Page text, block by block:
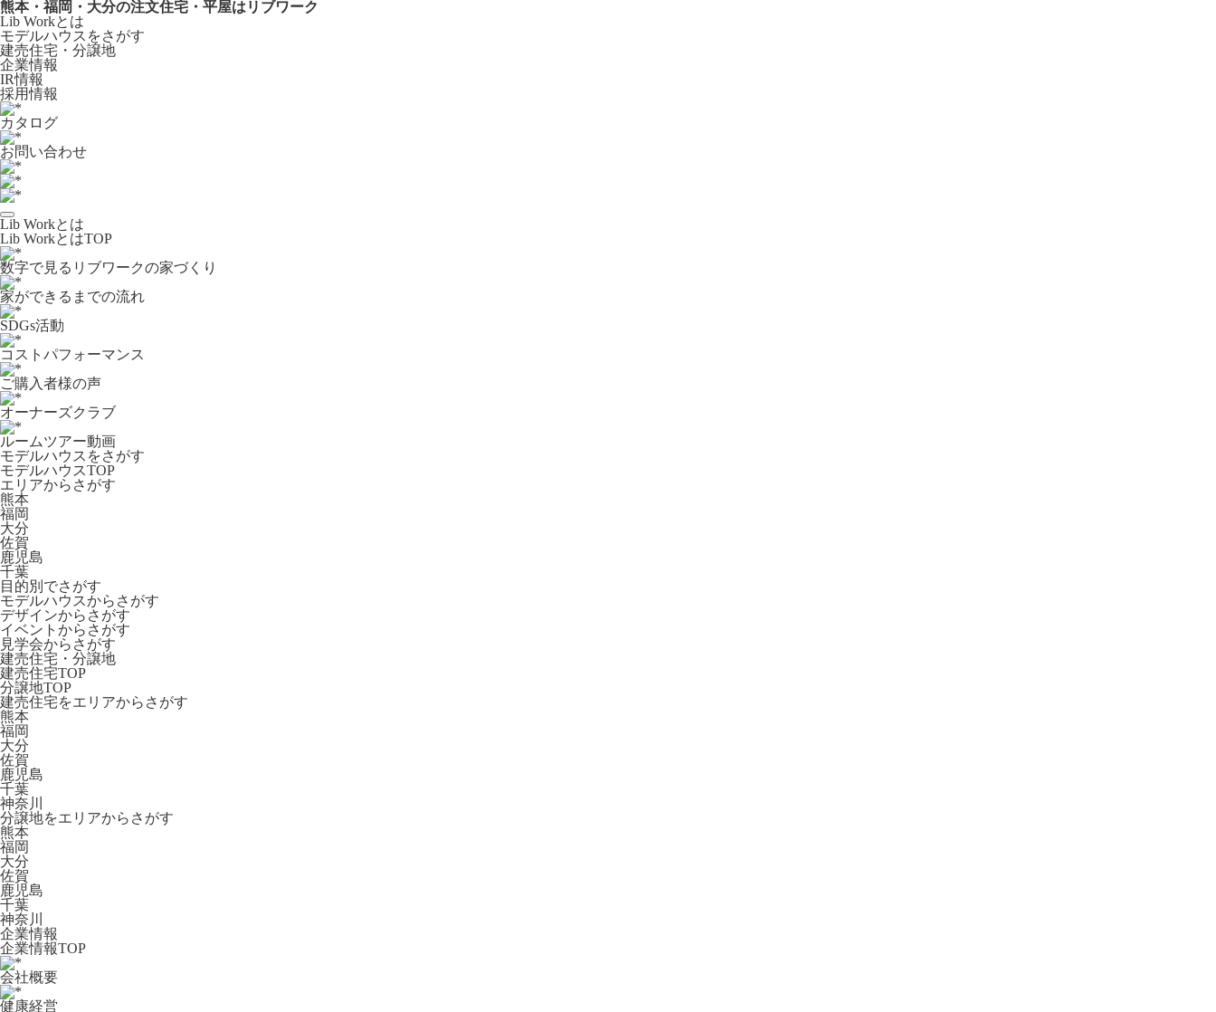
熊本・福岡・大分の注文住宅・平屋はリブワーク
Lib Workとは
モデルハウスをさがす
建売住宅・分譲地
企業情報
IR情報
採用情報
カタログ
お問い合わせ
Lib Workとは
Lib WorkとはTOP
数字で⾒るリブワークの家づくり
家ができるまでの流れ
SDGs活動
コストパフォーマンス
ご購入者様の声
オーナーズクラブ
ルームツアー動画
モデルハウスをさがす
モデルハウスTOP
エリアからさがす
熊本
福岡
大分
佐賀
鹿児島
千葉
目的別でさがす
モデルハウスからさがす
デザインからさがす
イベントからさがす
見学会からさがす
建売住宅・分譲地
建売住宅TOP
分譲地TOP
建売住宅をエリアからさがす
熊本
福岡
大分
佐賀
鹿児島
千葉
神奈川
分譲地をエリアからさがす
熊本
福岡
大分
佐賀
鹿児島
千葉
神奈川
企業情報
企業情報TOP
会社概要
健康経営